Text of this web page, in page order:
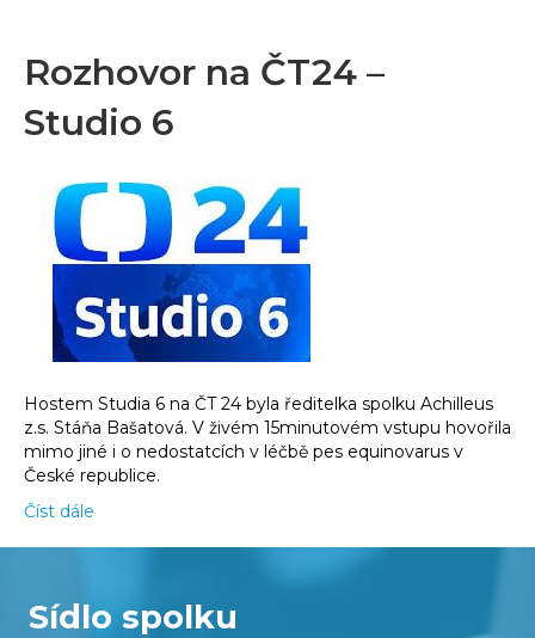
Rozhovor na ČT24 –
Studio 6
Hostem Studia 6 na ČT 24 byla ředitelka spolku Achilleus
z.s. Stáňa Bašatová. V živém 15minutovém vstupu hovořila
mimo jiné i o nedostatcích v léčbě pes equinovarus v
České republice.
Číst dále
Sídlo spolku